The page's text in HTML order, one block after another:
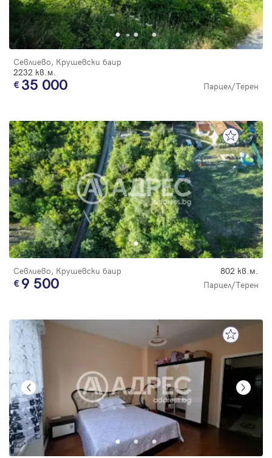
Севлиево, Крушевски баир
2232 кв.м.
35 000 Парцел/Терен
Севлиево, Крушевски баир 802 кв.м.
9 500 Парцел/Терен